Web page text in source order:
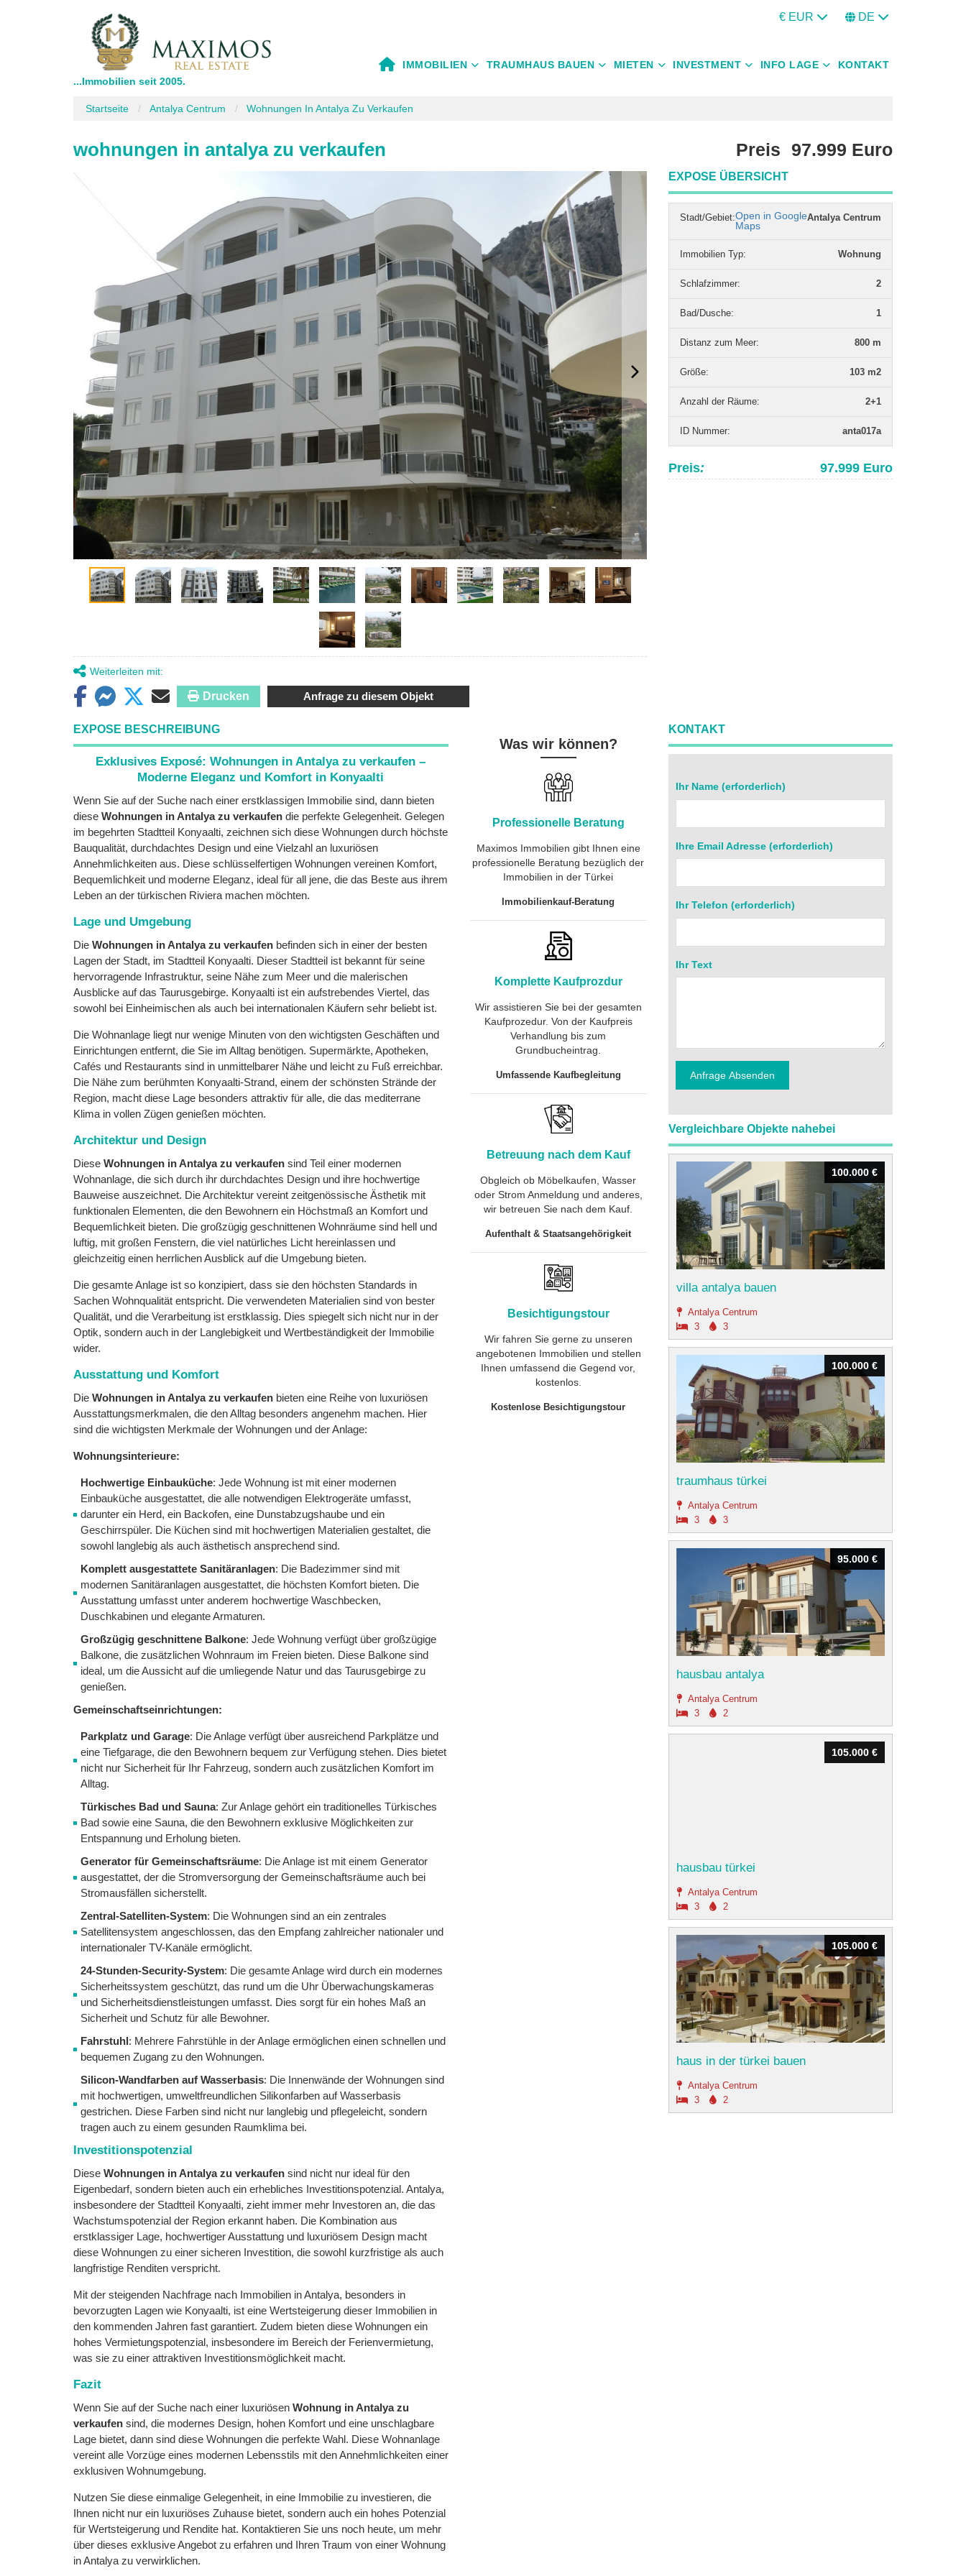
€ EUR DE
...Immobilien seit 2005.
IMMOBILIEN TRAUMHAUS BAUEN MIETEN INVESTMENT INFO LAGE KONTAKT
Startseite Antalya Centrum Wohnungen In Antalya Zu Verkaufen
wohnungen in antalya zu verkaufen Preis 97.999 Euro
Weiterleiten mit:
Drucken Anfrage zu diesem Objekt
EXPOSE ÜBERSICHT
Stadt/Gebiet: Antalya Centrum
Open in Google
Maps
Immobilien Typ: Wohnung
Schlafzimmer: 2
Bad/Dusche: 1
Distanz zum Meer: 800 m
Grö­ße: 103 m2
Anzahl der Räume: 2+1
ID Nummer: anta017a
Preis: 97.999 Euro
EXPOSE BESCHREIBUNG
Exklusives Exposé: Wohnungen in Antalya zu verkaufen –
Moderne Eleganz und Komfort in Konyaalti
Wenn Sie auf der Suche nach einer erstklassigen Immobilie sind, dann bieten
diese Wohnungen in Antalya zu verkaufen die perfekte Gelegenheit. Gelegen
im begehrten Stadtteil Konyaalti, zeichnen sich diese Wohnungen durch höchste
Bauqualität, durchdachtes Design und eine Vielzahl an luxuriösen
Annehmlichkeiten aus. Diese schlüsselfertigen Wohnungen vereinen Komfort,
Bequemlichkeit und moderne Eleganz, ideal für all jene, die das Beste aus ihrem
Leben an der türkischen Riviera machen möchten.
Lage und Umgebung
Die Wohnungen in Antalya zu verkaufen befinden sich in einer der besten
Lagen der Stadt, im Stadtteil Konyaalti. Dieser Stadtteil ist bekannt für seine
hervorragende Infrastruktur, seine Nähe zum Meer und die malerischen
Ausblicke auf das Taurusgebirge. Konyaalti ist ein aufstrebendes Viertel, das
sowohl bei Einheimischen als auch bei internationalen Käufern sehr beliebt ist.
Die Wohnanlage liegt nur wenige Minuten von den wichtigsten Geschäften und
Einrichtungen entfernt, die Sie im Alltag benötigen. Supermärkte, Apotheken,
Cafés und Restaurants sind in unmittelbarer Nähe und leicht zu Fuß erreichbar.
Die Nähe zum berühmten Konyaalti-Strand, einem der schönsten Strände der
Region, macht diese Lage besonders attraktiv für alle, die das mediterrane
Klima in vollen Zügen genießen möchten.
Architektur und Design
Diese Wohnungen in Antalya zu verkaufen sind Teil einer modernen
Wohnanlage, die sich durch ihr durchdachtes Design und ihre hochwertige
Bauweise auszeichnet. Die Architektur vereint zeitgenössische Ästhetik mit
funktionalen Elementen, die den Bewohnern ein Höchstmaß an Komfort und
Bequemlichkeit bieten. Die großzügig geschnittenen Wohnräume sind hell und
luftig, mit großen Fenstern, die viel natürliches Licht hereinlassen und
gleichzeitig einen herrlichen Ausblick auf die Umgebung bieten.
Die gesamte Anlage ist so konzipiert, dass sie den höchsten Standards in
Sachen Wohnqualität entspricht. Die verwendeten Materialien sind von bester
Qualität, und die Verarbeitung ist erstklassig. Dies spiegelt sich nicht nur in der
Optik, sondern auch in der Langlebigkeit und Wertbeständigkeit der Immobilie
wider.
Ausstattung und Komfort
Die Wohnungen in Antalya zu verkaufen bieten eine Reihe von luxuriösen
Ausstattungsmerkmalen, die den Alltag besonders angenehm machen. Hier
sind die wichtigsten Merkmale der Wohnungen und der Anlage:
Wohnungsinterieure:
Hochwertige Einbauküche: Jede Wohnung ist mit einer modernen
Einbauküche ausgestattet, die alle notwendigen Elektrogeräte umfasst,
darunter ein Herd, ein Backofen, eine Dunstabzugshaube und ein
Geschirrspüler. Die Küchen sind mit hochwertigen Materialien gestaltet, die
sowohl langlebig als auch ästhetisch ansprechend sind.
Komplett ausgestattete Sanitäranlagen: Die Badezimmer sind mit
modernen Sanitäranlagen ausgestattet, die höchsten Komfort bieten. Die
Ausstattung umfasst unter anderem hochwertige Waschbecken,
Duschkabinen und elegante Armaturen.
Großzügig geschnittene Balkone: Jede Wohnung verfügt über großzügige
Balkone, die zusätzlichen Wohnraum im Freien bieten. Diese Balkone sind
ideal, um die Aussicht auf die umliegende Natur und das Taurusgebirge zu
genießen.
Gemeinschaftseinrichtungen:
Parkplatz und Garage: Die Anlage verfügt über ausreichend Parkplätze und
eine Tiefgarage, die den Bewohnern bequem zur Verfügung stehen. Dies bietet
nicht nur Sicherheit für Ihr Fahrzeug, sondern auch zusätzlichen Komfort im
Alltag.
Türkisches Bad und Sauna: Zur Anlage gehört ein traditionelles Türkisches
Bad sowie eine Sauna, die den Bewohnern exklusive Möglichkeiten zur
Entspannung und Erholung bieten.
Generator für Gemeinschaftsräume: Die Anlage ist mit einem Generator
ausgestattet, der die Stromversorgung der Gemeinschaftsräume auch bei
Stromausfällen sicherstellt.
Zentral-Satelliten-System: Die Wohnungen sind an ein zentrales
Satellitensystem angeschlossen, das den Empfang zahlreicher nationaler und
internationaler TV-Kanäle ermöglicht.
24-Stunden-Security-System: Die gesamte Anlage wird durch ein modernes
Sicherheitssystem geschützt, das rund um die Uhr Überwachungskameras
und Sicherheitsdienstleistungen umfasst. Dies sorgt für ein hohes Maß an
Sicherheit und Schutz für alle Bewohner.
Fahrstuhl: Mehrere Fahrstühle in der Anlage ermöglichen einen schnellen und
bequemen Zugang zu den Wohnungen.
Silicon-Wandfarben auf Wasserbasis: Die Innenwände der Wohnungen sind
mit hochwertigen, umweltfreundlichen Silikonfarben auf Wasserbasis
gestrichen. Diese Farben sind nicht nur langlebig und pflegeleicht, sondern
tragen auch zu einem gesunden Raumklima bei.
Investitionspotenzial
Diese Wohnungen in Antalya zu verkaufen sind nicht nur ideal für den
Eigenbedarf, sondern bieten auch ein erhebliches Investitionspotenzial. Antalya,
insbesondere der Stadtteil Konyaalti, zieht immer mehr Investoren an, die das
Wachstumspotenzial der Region erkannt haben. Die Kombination aus
erstklassiger Lage, hochwertiger Ausstattung und luxuriösem Design macht
diese Wohnungen zu einer sicheren Investition, die sowohl kurzfristige als auch
langfristige Renditen verspricht.
Mit der steigenden Nachfrage nach Immobilien in Antalya, besonders in
bevorzugten Lagen wie Konyaalti, ist eine Wertsteigerung dieser Immobilien in
den kommenden Jahren fast garantiert. Zudem bieten diese Wohnungen ein
hohes Vermietungspotenzial, insbesondere im Bereich der Ferienvermietung,
was sie zu einer attraktiven Investitionsmöglichkeit macht.
Fazit
Wenn Sie auf der Suche nach einer luxuriösen Wohnung in Antalya zu
verkaufen sind, die modernes Design, hohen Komfort und eine unschlagbare
Lage bietet, dann sind diese Wohnungen die perfekte Wahl. Diese Wohnanlage
vereint alle Vorzüge eines modernen Lebensstils mit den Annehmlichkeiten einer
exklusiven Wohnumgebung.
Nutzen Sie diese einmalige Gelegenheit, in eine Immobilie zu investieren, die
Ihnen nicht nur ein luxuriöses Zuhause bietet, sondern auch ein hohes Potenzial
für Wertsteigerung und Rendite hat. Kontaktieren Sie uns noch heute, um mehr
über dieses exklusive Angebot zu erfahren und Ihren Traum von einer Wohnung
in Antalya zu verwirklichen.
Was wir können?
Professionelle Beratung
Maximos Immobilien gibt Ihnen eine
professionelle Beratung bezüglich der
Immobilien in der Türkei
Immobilienkauf-Beratung
Komplette Kaufprozdur
Wir assistieren Sie bei der gesamten
Kaufprozedur. Von der Kaufpreis
Verhandlung bis zum
Grundbucheintrag.
Umfassende Kaufbegleitung
Betreuung nach dem Kauf
Obgleich ob Möbelkaufen, Wasser
oder Strom Anmeldung und anderes,
wir betreuen Sie nach dem Kauf.
Aufenthalt & Staatsangehörigkeit
Besichtigungstour
Wir fahren Sie gerne zu unseren
angebotenen Immobilien und stellen
Ihnen umfassend die Gegend vor,
kostenlos.
Kostenlose Besichtigungstour
KONTAKT
Ihr Name (erforderlich)
Ihre Email Adresse (erforderlich)
Ihr Telefon (erforderlich)
Ihr Text
Vergleichbare Objekte nahebei
villa antalya bauen
Antalya Centrum
3
3
100.000 €
100.000 €
traumhaus türkei
Antalya Centrum
3
3
100.000 €
100.000 €
hausbau antalya
Antalya Centrum
3
2
95.000 €
95.000 €
hausbau türkei
Antalya Centrum
3
2
105.000 €
105.000 €
haus in der türkei bauen
Antalya Centrum
3
2
105.000 €
105.000 €